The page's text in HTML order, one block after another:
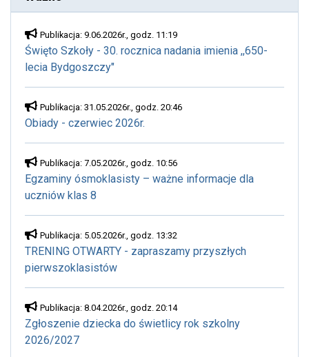
Publikacja: 9.06.2026r., godz. 11:19
Święto Szkoły - 30. rocznica nadania imienia ,,650-
lecia Bydgoszczy"
Publikacja: 31.05.2026r., godz. 20:46
Obiady - czerwiec 2026r.
Publikacja: 7.05.2026r., godz. 10:56
Egzaminy ósmoklasisty – ważne informacje dla
uczniów klas 8
Publikacja: 5.05.2026r., godz. 13:32
TRENING OTWARTY - zapraszamy przyszłych
pierwszoklasistów
Publikacja: 8.04.2026r., godz. 20:14
Zgłoszenie dziecka do świetlicy rok szkolny
2026/2027